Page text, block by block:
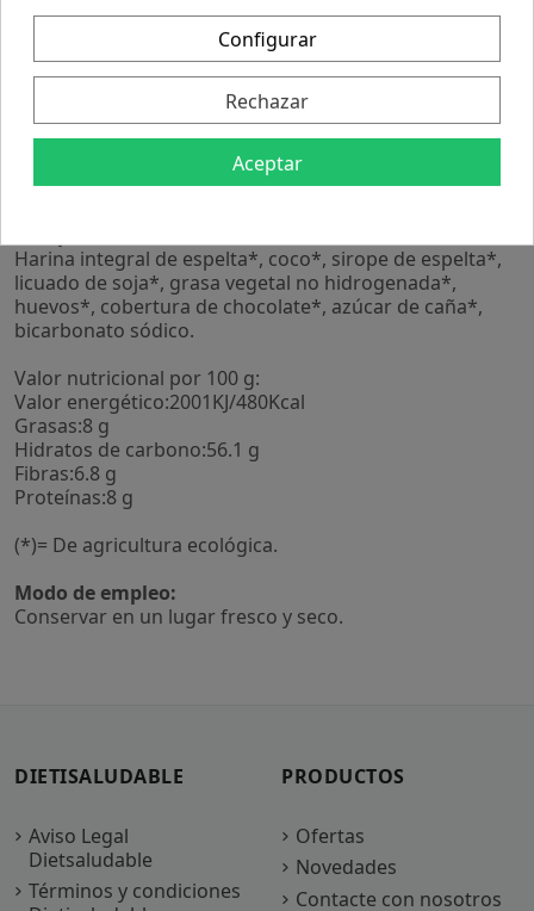
Detalles del producto
No se han descrito.
Harina integral de espelta*, coco*, sirope de espelta*,
licuado de soja*, grasa vegetal no hidrogenada*,
huevos*, cobertura de chocolate*, azúcar de caña*,
bicarbonato sódico.
Valor nutricional por 100 g:
Valor energético:2001KJ/480Kcal
Grasas:8 g
Hidratos de carbono:56.1 g
Fibras:6.8 g
Proteínas:8 g
(*)= De agricultura ecológica.
Modo de empleo:
Conservar en un lugar fresco y seco.
DIETISALUDABLE
Aviso Legal
Dietsaludable
Términos y condiciones
PRODUCTOS
Ofertas
Novedades
Contacte con nosotros
Configurar
Rechazar
Aceptar